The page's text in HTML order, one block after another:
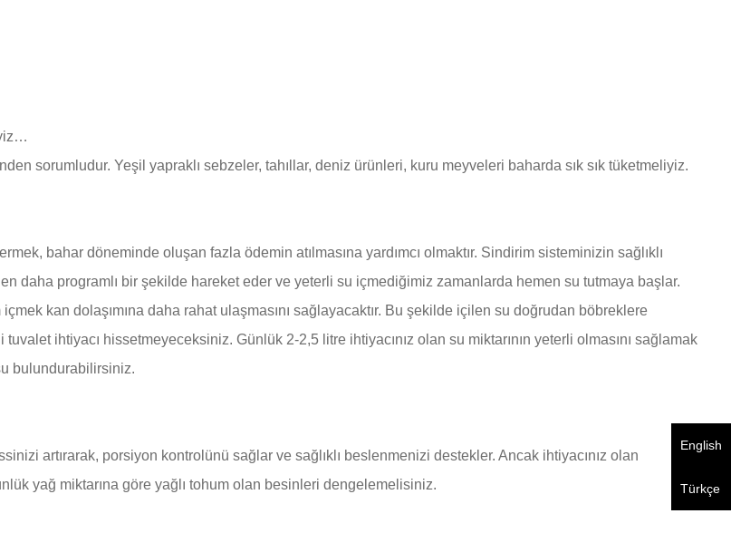
English
Türkçe
sorumludur. Yeşil yapraklı sebzeler, tahıllar, deniz ürünleri, kuru meyveleri baharda sık sık tüketmeliyiz.
bahar döneminde oluşan fazla ödemin atılmasına yardımcı olmaktır. Sindirim sisteminizin sağlıklı
daha programlı bir şekilde hareket eder ve yeterli su içmediğimiz zamanlarda hemen su tutmaya başlar.
kan dolaşımına daha rahat ulaşmasını sağlayacaktır. Bu şekilde içilen su doğrudan böbreklere
ihtiyacı hissetmeyeceksiniz. Günlük 2-2,5 litre ihtiyacınız olan su miktarının yeterli olmasını sağlamak
bulundurabilirsiniz.
artırarak, porsiyon kontrolünü sağlar ve sağlıklı beslenmenizi destekler. Ancak ihtiyacınız olan
yağ miktarına göre yağlı tohum olan besinleri dengelemelisiniz.